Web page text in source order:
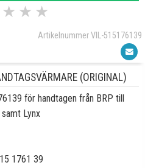
★ ★ ★
Artikelnummer VIL-515176139
(ORIGINAL)
för handtagen från BRP till
Lynx
1761 39